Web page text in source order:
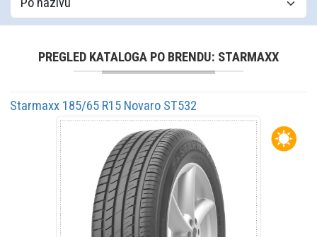
PREGLED KATALOGA PO BRENDU: STARMAXX
Starmaxx 185/65 R15 Novaro ST532